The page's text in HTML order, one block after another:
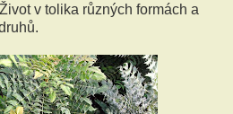
v tolika různých formách a